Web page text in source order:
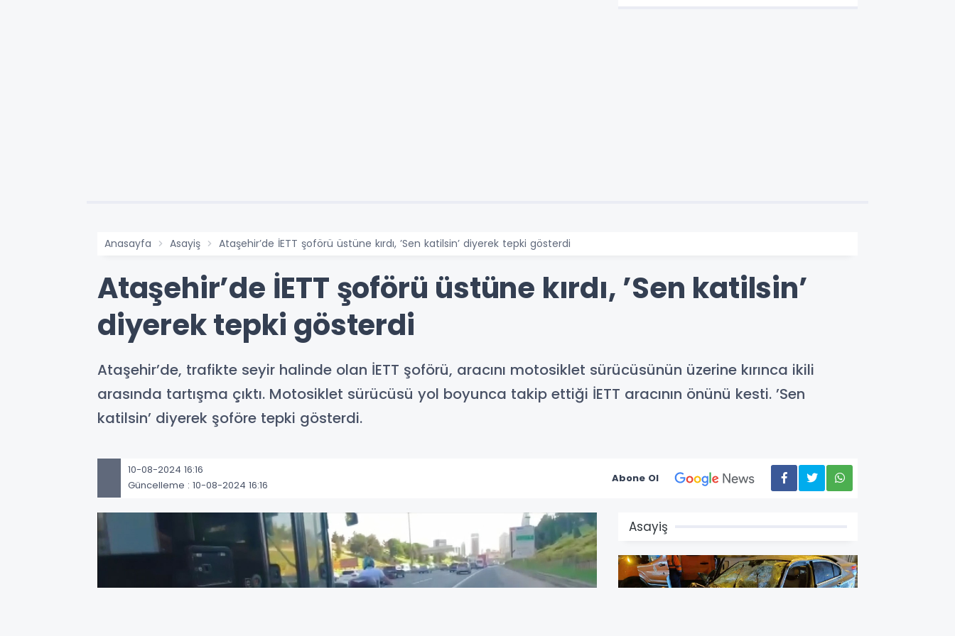
Anasayfa Asayiş Ataşehir’de İETT şoförü üstüne kırdı, ’Sen katilsin’ diyerek tepki gösterdi
Ataşehir’de İETT şoförü üstüne kırdı, ’Sen katilsin’
diyerek tepki gösterdi
Ataşehir’de, trafikte seyir halinde olan İETT şoförü, aracını motosiklet sürücüsünün üzerine kırınca ikili
arasında tartışma çıktı. Motosiklet sürücüsü yol boyunca takip ettiği İETT aracının önünü kesti. ’Sen
katilsin’ diyerek şoföre tepki gösterdi.
10-08-2024 16:16
Güncelleme : 10-08-2024 16:16
Abone Ol
Asayiş